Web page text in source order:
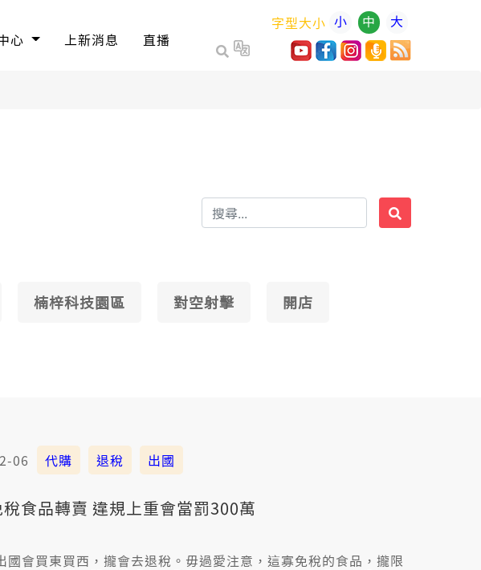
心 上新消息 直播
字型大小 小 中 大
楠梓科技園區 對空射擊 開店
06 代購 退稅 出國
食品轉賣 違規上重會當罰300萬
國會買東買西，攏會去退稅。毋過愛注意，這寡免稅的食品，攏限